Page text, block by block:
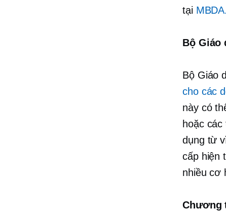
tại
Bộ Giáo
Bộ Giáo
cho các
này có
hoặc
dụng từ
cấp hiện
nhiều cơ
Chương